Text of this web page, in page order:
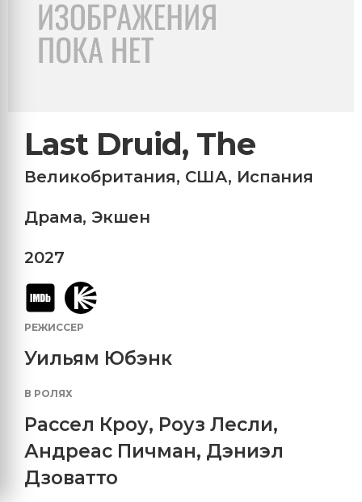
Last Druid, The
Великобритания, США, Испания
Драма, Экшен
2027
РЕЖИССЕР
Уильям Юбэнк
В РОЛЯХ
Рассел Кроу, Роуз Лесли,
Андреас Пичман, Дэниэл
Дзоватто